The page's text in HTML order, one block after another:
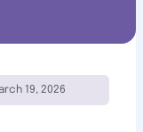
19, 2026